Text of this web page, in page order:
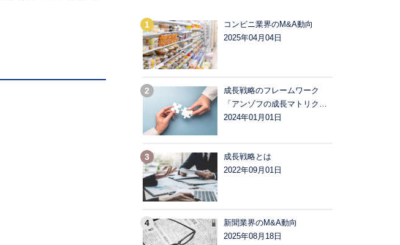
コンビニ業界のM&A動向
2025年04月04日
成長戦略のフレームワーク
「アンゾフの成長マトリク…
2024年01月01日
成長戦略とは
2022年09月01日
新聞業界のM&A動向
2025年08月18日